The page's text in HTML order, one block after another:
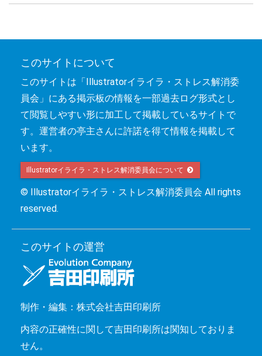
このサイトについて
このサイトは「Illustratorイライラ・ストレス解消委
員会」にある掲示板の情報を一部過去ログ形式とし
て閲覧しやすい形に加工して掲載しているサイトで
す。運営者の亭主さんに許諾を得て情報を掲載して
います。
Illustratorイライラ・ストレス解消委員会について
© Illustratorイライラ・ストレス解消委員会 All rights
reserved.
このサイトの運営
制作・編集：株式会社吉田印刷所
内容の正確性に関して吉田印刷所は関知しておりま
せん。